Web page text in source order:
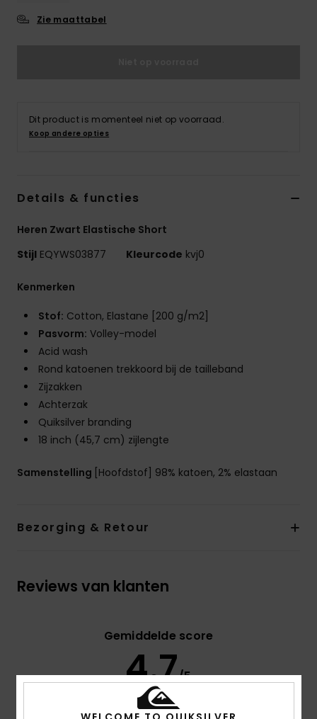
Zie maattabel
Dit product is momenteel niet op voorraad.
Koop andere opties
Details & functies
Heren Zwart Elastische Short
Stijl EQYWS03877 Kleurcode kvj0
Kenmerken
Stof: Cotton, Elastane [200 g/m2]
Pasvorm: Volley-model
Acid wash
Rond katoenen trekkoord bij de tailleband
Zijzakken
Achterzak
Quiksilver branding
18 inch (45,7 cm) zijlengte
Samenstelling [Hoofdstof] 98% katoen, 2% elastaan
Bezorging & Retour
Reviews van klanten
Gemiddelde score
4.7/5